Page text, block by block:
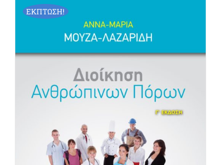
ΕΚΠΤΩΣΗ!